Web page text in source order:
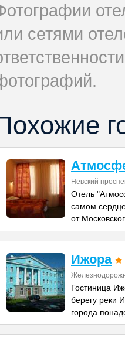
сетями
Невский
Отель
самом
от
Ижора
Гостиница
берегу реки
города